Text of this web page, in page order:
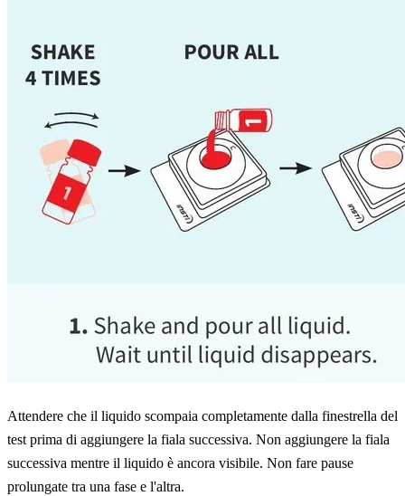
Attendere che il liquido scompaia completamente dalla finestrella del
test prima di aggiungere la fiala successiva. Non aggiungere la fiala
successiva mentre il liquido è ancora visibile. Non fare pause
prolungate tra una fase e l'altra.